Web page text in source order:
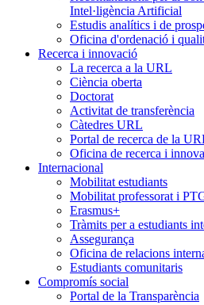
Intel·ligència Artificial
Estudis analítics i de
Oficina d'ordenació i
Recerca i innovació
La recerca a la URL
Ciència oberta
Doctorat
Activitat de transferència
Càtedres URL
Portal de recerca de la
Oficina de recerca i
Internacional
Mobilitat estudiants
Mobilitat professorat i
Erasmus+
Tràmits per a estudiants
Assegurança
Oficina de relacions
Estudiants comunitaris
Compromís social
Portal de la Transparència